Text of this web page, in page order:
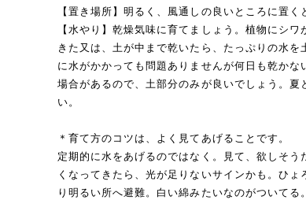
【置き場所】明るく、風通しの良いところに置く
【水やり】乾燥気味に育てましょう。植物にシ
きた又は、土が中まで乾いたら、たっぷりの水
に水がかかっても問題ありませんが何日も乾かな
場合があるので、土部分のみが良いでしょう。夏
い。
＊育て方のコツは、よく見てあげることです。
定期的に水をあげるのではなく。見て、欲しそう
くなってきたら、光が足りないサインかも。ひょ
り明るい所へ避難。白い綿みたいなのがついてる